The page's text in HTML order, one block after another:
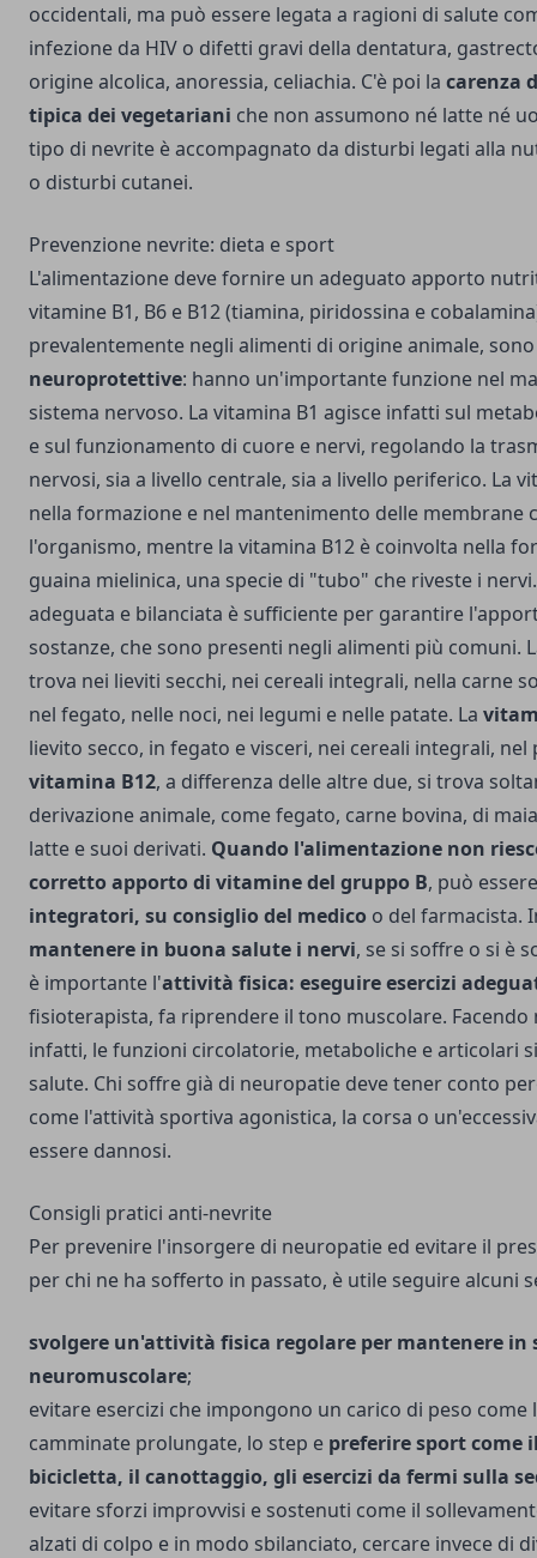
occidentali, ma può essere legata a ragioni di salute
infezione da HIV o difetti gravi della dentatura,
origine alcolica, anoressia, celiachia. C'è poi la carenza
tipica dei vegetariani che non assumono né latte né
tipo di nevrite è accompagnato da disturbi legati alla
o disturbi cutanei.
Prevenzione nevrite: dieta e sport
L'alimentazione deve fornire un adeguato apporto
vitamine B1, B6 e B12 (tiamina, piridossina e
prevalentemente negli alimenti di origine animale,
neuroprotettive: hanno un'importante funzione nel
sistema nervoso. La vitamina B1 agisce infatti sul
e sul funzionamento di cuore e nervi, regolando la
nervosi, sia a livello centrale, sia a livello periferico. La
nella formazione e nel mantenimento delle membrane
l'organismo, mentre la vitamina B12 è coinvolta nella
guaina mielinica, una specie di "tubo" che riveste i
adeguata e bilanciata è sufficiente per garantire
sostanze, che sono presenti negli alimenti più comuni.
trova nei lieviti secchi, nei cereali integrali, nella carne
nel fegato, nelle noci, nei legumi e nelle patate. La
lievito secco, in fegato e visceri, nei cereali integrali, nel
vitamina B12, a differenza delle altre due, si trova
derivazione animale, come fegato, carne bovina, di
latte e suoi derivati. Quando l'alimentazione non
corretto apporto di vitamine del gruppo B, può
integratori, su consiglio del medico o del farmacista.
mantenere in buona salute i nervi, se si soffre o si è
è importante l'attività fisica: eseguire esercizi
fisioterapista, fa riprendere il tono muscolare.
infatti, le funzioni circolatorie, metaboliche e articolari
salute. Chi soffre già di neuropatie deve tener conto
come l'attività sportiva agonistica, la corsa o
essere dannosi.
Consigli pratici anti-nevrite
Per prevenire l'insorgere di neuropatie ed evitare il
per chi ne ha sofferto in passato, è utile seguire alcuni
svolgere un'attività fisica regolare per mantenere in
neuromuscolare;
evitare esercizi che impongono un carico di peso come
camminate prolungate, lo step e preferire sport come
bicicletta, il canottaggio, gli esercizi da fermi sulla
evitare sforzi improvvisi e sostenuti come il
alzati di colpo e in modo sbilanciato, cercare invece di